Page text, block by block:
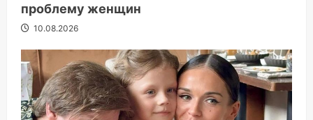
проблему женщин
10.08.2026